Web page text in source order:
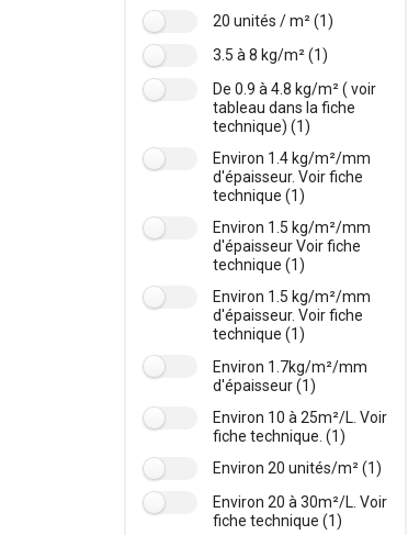
20 unités / m² (1)
3.5 à 8 kg/m² (1)
De 0.9 à 4.8 kg/m² ( voir
tableau dans la fiche
technique) (1)
Environ 1.4 kg/m²/mm
d'épaisseur. Voir fiche
technique (1)
Environ 1.5 kg/m²/mm
d'épaisseur Voir fiche
technique (1)
Environ 1.5 kg/m²/mm
d'épaisseur. Voir fiche
technique (1)
Environ 1.7kg/m²/mm
d'épaisseur (1)
Environ 10 à 25m²/L. Voir
fiche technique. (1)
Environ 20 unités/m² (1)
Environ 20 à 30m²/L. Voir
fiche technique (1)